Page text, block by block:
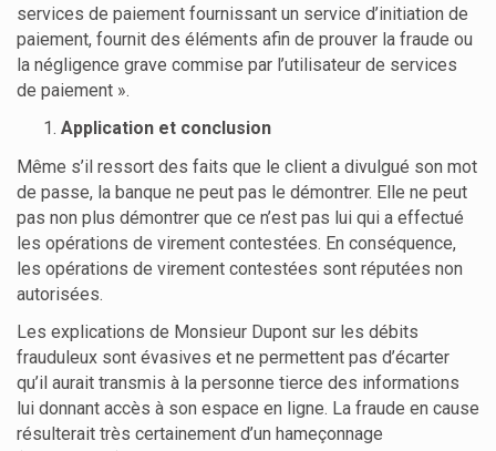
services de paiement fournissant un service d’initiation de
paiement, fournit des éléments afin de prouver la fraude ou
la négligence grave commise par l’utilisateur de services
de paiement ».
Application et conclusion
Même s’il ressort des faits que le client a divulgué son mot
de passe, la banque ne peut pas le démontrer. Elle ne peut
pas non plus démontrer que ce n’est pas lui qui a effectué
les opérations de virement contestées. En conséquence,
les opérations de virement contestées sont réputées non
autorisées.
Les explications de Monsieur Dupont sur les débits
frauduleux sont évasives et ne permettent pas d’écarter
qu’il aurait transmis à la personne tierce des informations
lui donnant accès à son espace en ligne. La fraude en cause
résulterait très certainement d’un hameçonnage